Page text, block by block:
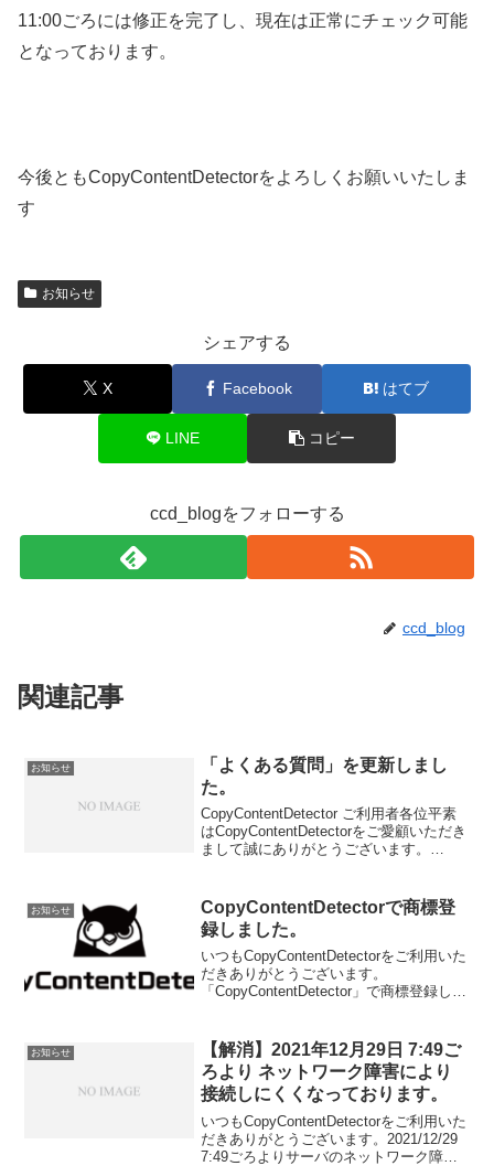
11:00ごろには修正を完了し、現在は正常にチェック可能
となっております。
今後ともCopyContentDetectorをよろしくお願いいたしま
す
お知らせ
シェアする
X Facebook はてブ
LINE コピー
ccd_blogをフォローする
ccd_blog
関連記事
お知らせ
「よくある質問」を更新しまし
た。
CopyContentDetector ご利用者各位平素
はCopyContentDetectorをご愛顧いただき
まして誠にありがとうございます。
下二点を追記いたしま...
お知らせ
CopyContentDetectorで商標登
録しました。
いつもCopyContentDetectorをご利用いた
だきありがとうございます。
「CopyContentDetector」で商標登録して
いですが、今後ともCopyC...
お知らせ
【解消】2021年12月29日 7:49ご
ろより ネットワーク障害により
接続しにくくなっております。
いつもCopyContentDetectorをご利用いた
だきありがとうございます。2021/12/29
7:49ごろよりサーバのネットワーク障害